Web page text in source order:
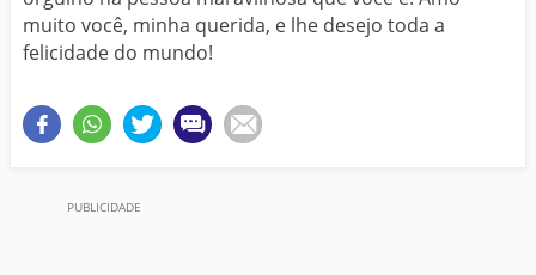
muito você, minha querida, e lhe desejo toda a
felicidade do mundo!